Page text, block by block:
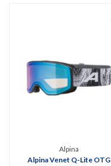
Alpina
Alpina Venet Q-Lite OTG